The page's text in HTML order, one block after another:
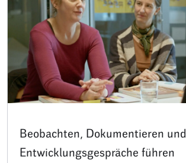
Beobachten, Dokumentieren und
Entwicklungsgespräche führen